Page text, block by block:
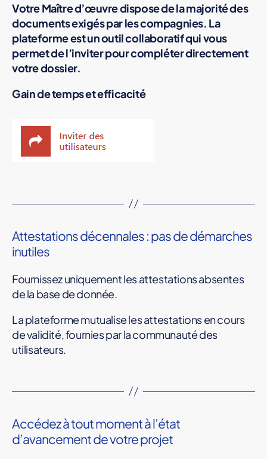
Votre Maître d’œuvre dispose de la majorité des
documents exigés par les compagnies. La
plateforme est un outil collaboratif qui vous
permet de l’inviter pour compléter directement
votre dossier.
Gain de temps et efficacité
Attestations décennales : pas de démarches
inutiles
Fournissez uniquement les attestations absentes
de la base de donnée.
La plateforme mutualise les attestations en cours
de validité, fournies par la communauté des
utilisateurs.
Accédez à tout moment à l’état
d’avancement de votre projet